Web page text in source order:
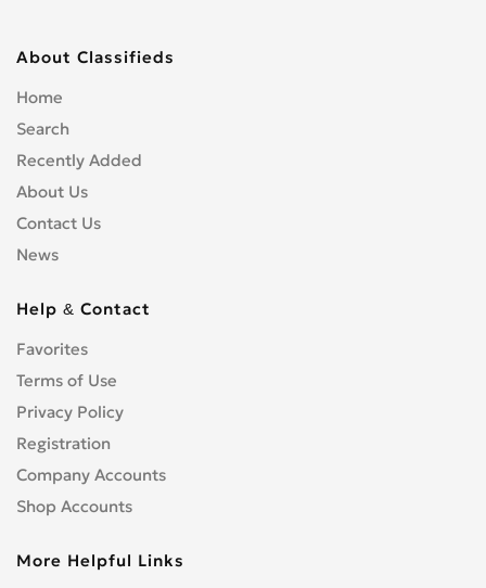
About Classifieds
Home
Search
Recently Added
About Us
Contact Us
News
Help & Contact
Favorites
Terms of Use
Privacy Policy
Registration
Company Accounts
Shop Accounts
More Helpful Links